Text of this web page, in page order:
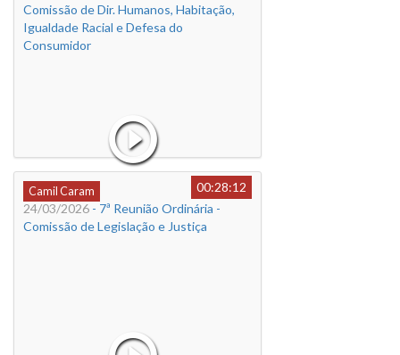
Comissão de Dir. Humanos, Habitação,
Igualdade Racial e Defesa do
Consumidor
Camil Caram
00:28:12
24/03/2026 - 7ª Reunião Ordinária -
Comissão de Legislação e Justiça